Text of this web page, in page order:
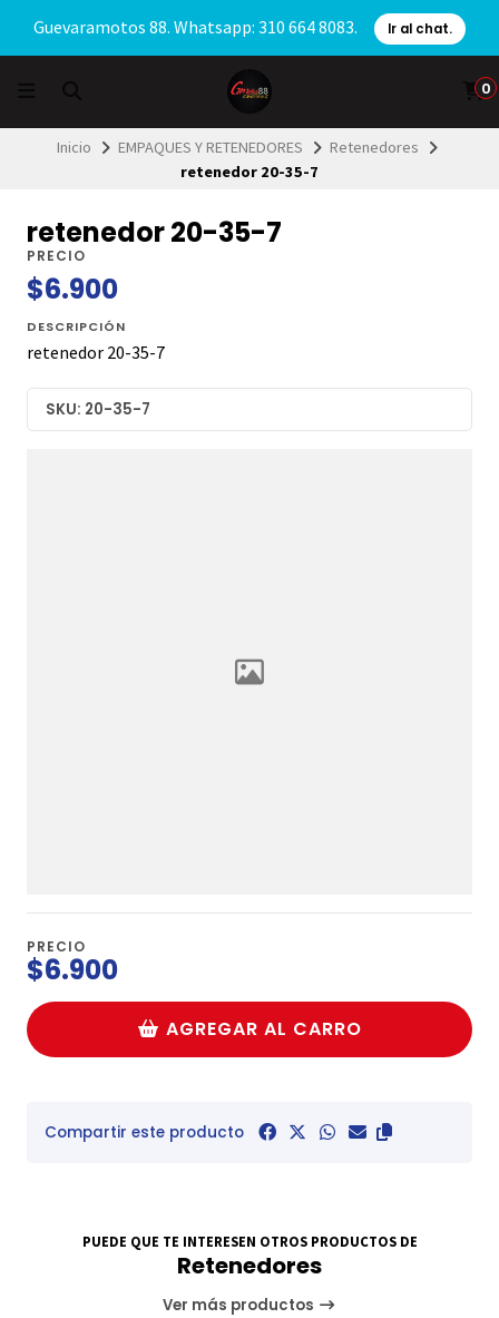
Guevaramotos 88. Whatsapp: 310 664 8083. Ir al chat.
0
Inicio EMPAQUES Y RETENEDORES
Retenedores
retenedor 20-35-7
retenedor 20-35-7
PRECIO
$6.900
DESCRIPCIÓN
retenedor 20-35-7
SKU: 20-35-7
PRECIO
$6.900
AGREGAR AL CARRO
Compartir este producto
PUEDE QUE TE INTERESEN OTROS PRODUCTOS DE
Retenedores
Ver más productos